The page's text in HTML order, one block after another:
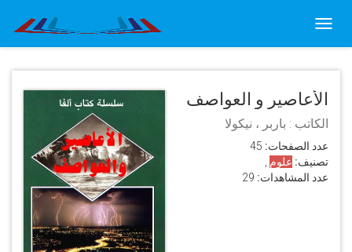
الأعاصير و العواصف
الكاتب : باربر ، نيكولا
عدد الصفحات:
تصنيف: علوم
عدد المشاهدات: